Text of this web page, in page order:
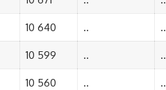
10 640 .. ..
10 599 .. ..
10 560 .. ..